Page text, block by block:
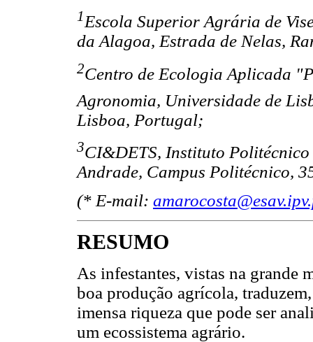
1Escola Superior Agrária de
da Alagoa, Estrada de Nelas,
2Centro de Ecologia Aplicada
Agronomia, Universidade de
Lisboa, Portugal;
3CI&DETS, Instituto Politécnico
Andrade, Campus Politécnico,
(* E-mail:
RESUMO
As infestantes, vistas na grande
boa produção agrícola,
imensa riqueza que pode ser
um ecossistema agrário.